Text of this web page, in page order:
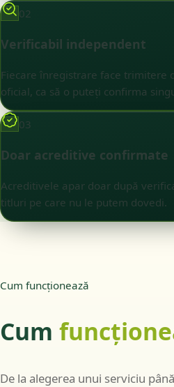
02
Verificabil independent
Fiecare înregistrare face trimitere
oficial, ca să o puteți confirma
03
Doar acreditive confirmate
Acreditivele apar doar după
titluri pe care nu le putem dovedi.
Cum funcționează
Cum
De la alegerea unui serviciu